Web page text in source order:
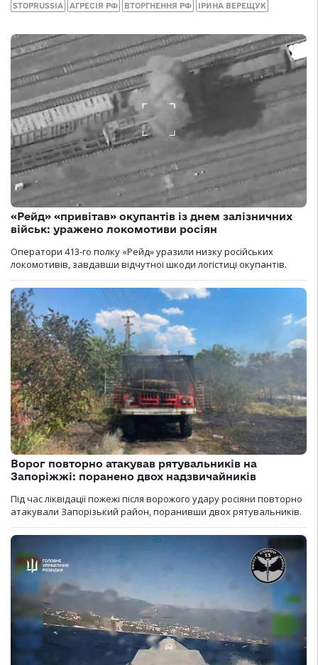
STOPRUSSIA АГРЕСІЯ РФ ВТОРГНЕННЯ РФ ІРИНА ВЕРЕЩУК
«Рейд» «привітав» окупантів із днем залізничних
військ: уражено локомотиви росіян
Оператори 413-го полку «Рейд» уразили низку російських
локомотивів, завдавши відчутної шкоди логістиці окупантів.
Ворог повторно атакував рятувальників на
Запоріжжі: поранено двох надзвичайників
Під час ліквідації пожежі після ворожого удару росіяни повторно
атакували Запорізький район, поранивши двох рятувальників.